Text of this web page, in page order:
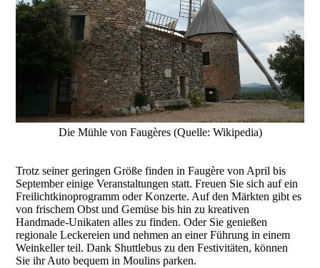
Die Mühle von Faugères (Quelle: Wikipedia)
Trotz seiner geringen Größe finden in Faugère von April bis
September einige Veranstaltungen statt. Freuen Sie sich auf ein
Freilichtkinoprogramm oder Konzerte. Auf den Märkten gibt es
von frischem Obst und Gemüse bis hin zu kreativen
Handmade-Unikaten alles zu finden. Oder Sie genießen
regionale Leckereien und nehmen an einer Führung in einem
Weinkeller teil. Dank Shuttlebus zu den Festivitäten, können
Sie ihr Auto bequem in Moulins parken.